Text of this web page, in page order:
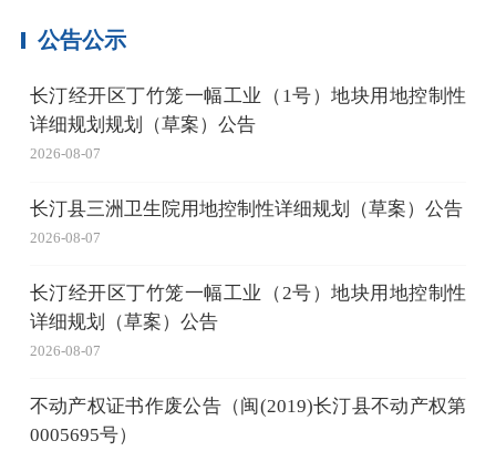
公告公示
长汀经开区丁竹笼一幅工业（1号）地块用地控制性
详细规划规划（草案）公告
2026-08-07
长汀县三洲卫生院用地控制性详细规划（草案）公告
2026-08-07
长汀经开区丁竹笼一幅工业（2号）地块用地控制性
详细规划（草案）公告
2026-08-07
不动产权证书作废公告（闽(2019)长汀县不动产权第
0005695号）